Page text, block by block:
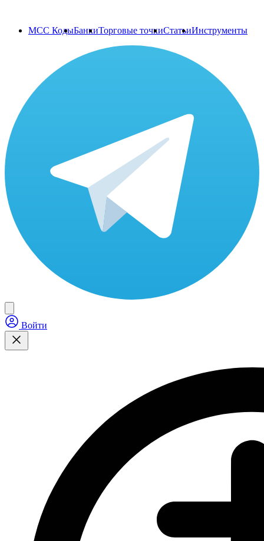
MCC КодыБанкиТорговые точкиСтатьиИнструменты
Войти